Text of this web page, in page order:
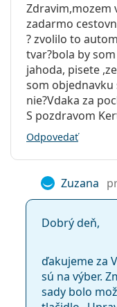
Zdravim,mozem
zadarmo
? zvolilo to
tvar?bola by
jahoda, pisete
som objednavku
nie?Vdaka za
S pozdravom
Odpovedať
Zuzana
Dobrý deň,
ďakujeme za
sú na výber.
sady bolo